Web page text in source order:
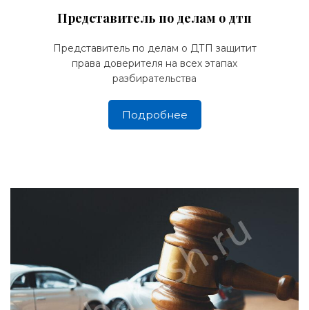
Представитель по делам о дтп
Представитель по делам о ДТП защитит
права доверителя на всех этапах
разбирательства
Подробнее